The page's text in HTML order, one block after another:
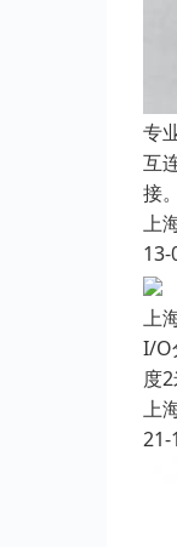
专
互
接
上
13-
上
I/O
度
上
21-